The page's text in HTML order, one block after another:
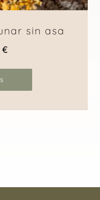
sin asa
€